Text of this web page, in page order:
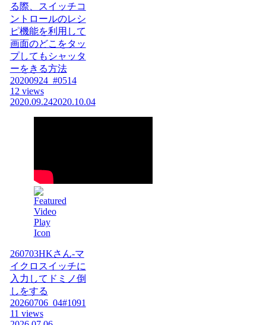
る際、スイッチコ
ントロールのレシ
ピ機能を利用して
画面のどこをタッ
プしてもシャッタ
ーをきる方法
20200924_#0514
12 views
2020.09.242020.10.04
260703HKさん-マ
イクロスイッチに
入力してドミノ倒
しをする
20260706_04#1091
11 views